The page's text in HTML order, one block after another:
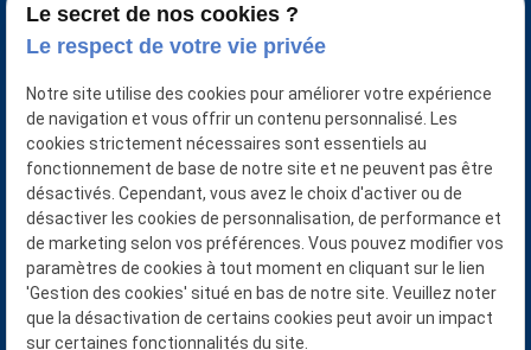
7500 Tournai Belgique
+32 493 50 38 33
NUMÉRO D'ENTREPRISE
0401921874/0427871651
NUMÉRO D’AGRÉATION ITAA :
Goficom srl : 50.488.702
Bara-Compta srl : 50.122.425
Van Der Wilt Benoît : 11.273.218
Le secret de nos cookies ?
Le respect de votre vie privée
Notre site utilise des cookies pour améliorer votre expérience
de navigation et vous offrir un contenu personnalisé. Les
cookies strictement nécessaires sont essentiels au
fonctionnement de base de notre site et ne peuvent pas être
désactivés. Cependant, vous avez le choix d'activer ou de
désactiver les cookies de personnalisation, de performance et
de marketing selon vos préférences. Vous pouvez modifier vos
paramètres de cookies à tout moment en cliquant sur le lien
'Gestion des cookies' situé en bas de notre site. Veuillez noter
que la désactivation de certains cookies peut avoir un impact
sur certaines fonctionnalités du site.